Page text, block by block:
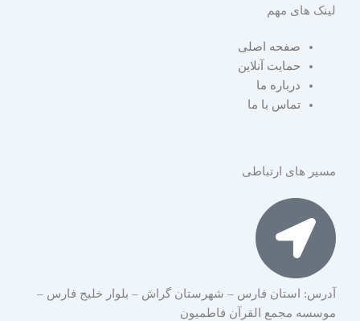
a
p
p
l
e
g
r
a
m
s
t
g
m
لینک های مهم
صفحه اصلی
حمایت آنلاین
درباره ما
تماس با ما
مسیر های ارتباطی
آدرس: استان فارس – شهرستان گراش – بلوار خلیج فارس –
موسسه مجمع القرآن فاطمیون